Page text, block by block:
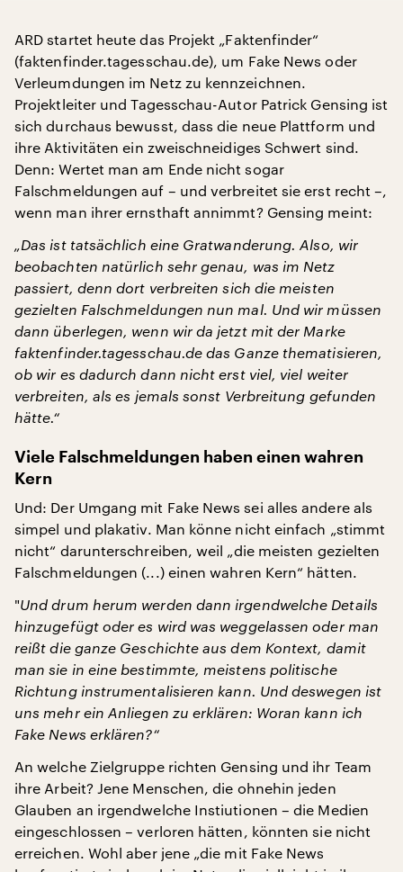
ARD startet heute das Projekt „Faktenfinder“
(faktenfinder.tagesschau.de), um Fake News oder
Verleumdungen im Netz zu kennzeichnen.
Projektleiter und Tagesschau-Autor Patrick Gensing ist
sich durchaus bewusst, dass die neue Plattform und
ihre Aktivitäten ein zweischneidiges Schwert sind.
Denn: Wertet man am Ende nicht sogar
Falschmeldungen auf – und verbreitet sie erst recht –,
wenn man ihrer ernsthaft annimmt? Gensing meint:
„Das ist tatsächlich eine Gratwanderung. Also, wir
beobachten natürlich sehr genau, was im Netz
passiert, denn dort verbreiten sich die meisten
gezielten Falschmeldungen nun mal. Und wir müssen
dann überlegen, wenn wir da jetzt mit der Marke
faktenfinder.tagesschau.de das Ganze thematisieren,
ob wir es dadurch dann nicht erst viel, viel weiter
verbreiten, als es jemals sonst Verbreitung gefunden
hätte.“
Viele Falschmeldungen haben einen wahren
Kern
Und: Der Umgang mit Fake News sei alles andere als
simpel und plakativ. Man könne nicht einfach „stimmt
nicht“ darunterschreiben, weil „die meisten gezielten
Falschmeldungen (...) einen wahren Kern“ hätten.
"Und drum herum werden dann irgendwelche Details
hinzugefügt oder es wird was weggelassen oder man
reißt die ganze Geschichte aus dem Kontext, damit
man sie in eine bestimmte, meistens politische
Richtung instrumentalisieren kann. Und deswegen ist
uns mehr ein Anliegen zu erklären: Woran kann ich
Fake News erklären?“
An welche Zielgruppe richten Gensing und ihr Team
ihre Arbeit? Jene Menschen, die ohnehin jeden
Glauben an irgendwelche Instiutionen – die Medien
eingeschlossen – verloren hätten, könnten sie nicht
erreichen. Wohl aber jene „die mit Fake News